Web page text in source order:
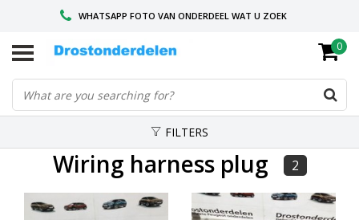
WHATSAPP FOTO VAN ONDERDEEL WAT U ZOEK
VOOR 16.00 BESTELD, VANDAAG VERZONDEN
GESPECIALISEERD PEUGEOT
0
FILTERS
Wiring harness plug 2